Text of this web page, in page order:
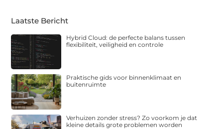
Laatste Bericht
Hybrid Cloud: de perfecte balans tussen
flexibiliteit, veiligheid en controle
Praktische gids voor binnenklimaat en
buitenruimte
Verhuizen zonder stress? Zo voorkom je dat
kleine details grote problemen worden